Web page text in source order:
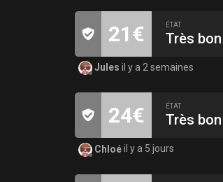
21€ ÉTAT
Très bon
Jules il y a 2 semaines
24€ ÉTAT
Très bon
Chloéil y a 5 jours